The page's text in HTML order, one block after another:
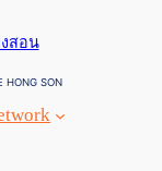
สอน
HONG SON